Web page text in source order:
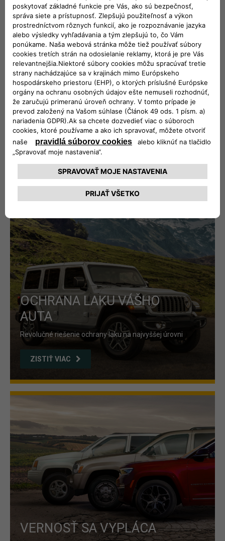
NOSIČE BICYKLOV
Na strechu a ťažné zariadenie pre pohodlnú a a
spoľahlivú prepravu už od 112€
VIAC INFO
OCHRANA LAKU VÁŠHO
AUTA
Revolučné riešenie ochrany laku na najvyššej úrovni
ZISTIŤ VIAC
VERNOSŤ SA VYPLÁCA